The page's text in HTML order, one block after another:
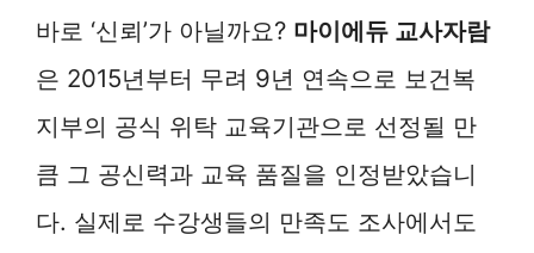
바로 ‘신뢰’가 아닐까요? 마이에듀 교사자람
은 2015년부터 무려 9년 연속으로 보건복
지부의 공식 위탁 교육기관으로 선정될 만
큼 그 공신력과 교육 품질을 인정받았습니
다. 실제로 수강생들의 만족도 조사에서도